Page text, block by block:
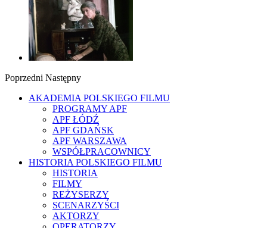
Poprzedni Następny
AKADEMIA POLSKIEGO FILMU
PROGRAMY APF
APF ŁÓDŹ
APF GDAŃSK
APF WARSZAWA
WSPÓŁPRACOWNICY
HISTORIA POLSKIEGO FILMU
HISTORIA
FILMY
REŻYSERZY
SCENARZYŚCI
AKTORZY